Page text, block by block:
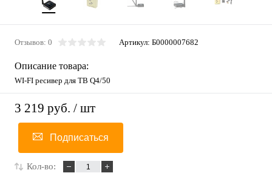
Отзывов: 0 Артикул: Б0000007682
Описание товара:
WI-FI ресивер для ТВ Q4/50
3 219 руб. / шт
Подписаться
Кол-во: